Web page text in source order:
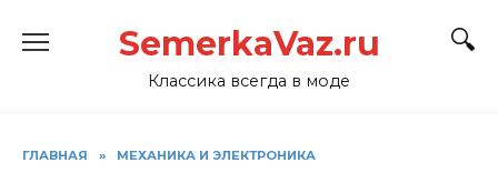
SemerkaVaz.ru
Классика всегда в моде
ГЛАВНАЯ » МЕХАНИКА И ЭЛЕКТРОНИКА